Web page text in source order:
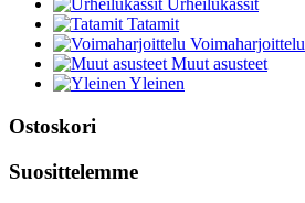
Urheilukassit
Tatamit
Voimaharjoittelu
Muut asusteet
Yleinen
Ostoskori
Suosittelemme